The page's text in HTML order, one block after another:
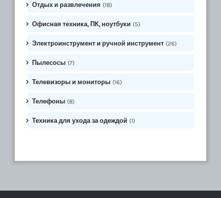
Отдых и развлечения (18)
Офисная техника, ПК, ноутбуки (5)
Электроинструмент и ручной инструмент (26)
Пылесосы (7)
Телевизоры и мониторы (16)
Телефоны (8)
Техника для ухода за одеждой (1)